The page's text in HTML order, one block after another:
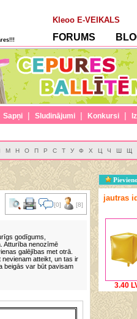
Kleoo E-VEIKALS
FORUMS
Sapņi | Sludinājumi | Konkursi |
М Н О П Р С Т У Ф Х Ц Ч Ш Щ
[0] [8]
godīgums,
Atturība nenozīmē
galējības met otrā.
atteikt, un tas ir
beigās var būt pavisam
jautras
3.40